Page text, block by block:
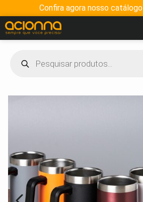
Confira agora nosso catálogo